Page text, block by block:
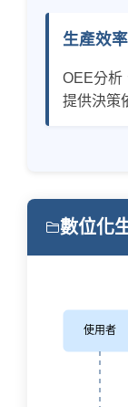
生產效
OEE分析
提供決策
數位化
使用者